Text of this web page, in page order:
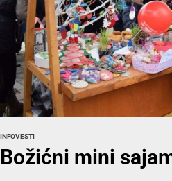
INFOVESTI
Božićni mini